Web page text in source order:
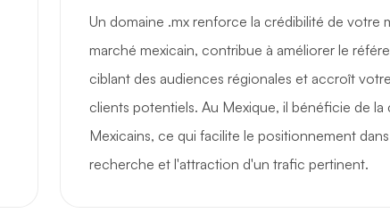
Un domaine .mx renforce la crédibilité de votre
marché mexicain, contribue à améliorer le
ciblant des audiences régionales et accroît
clients potentiels. Au Mexique, il bénéficie de
Mexicains, ce qui facilite le positionnement
recherche et l'attraction d'un trafic pertinent.